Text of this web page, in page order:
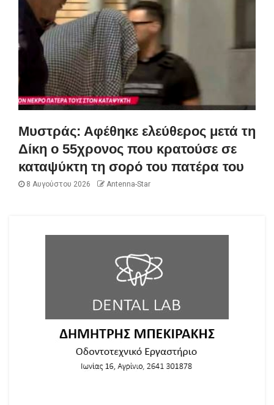
Μυστράς: Αφέθηκε ελεύθερος μετά τη
Δίκη ο 55χρονος που κρατούσε σε
καταψύκτη τη σορό του πατέρα του
8 Αυγούστου 2026 Antenna-Star